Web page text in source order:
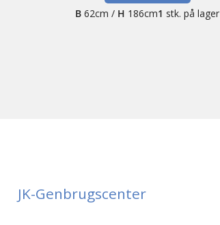
B 62cm / H 186cm1 stk. på lager
JK-Genbrugscenter